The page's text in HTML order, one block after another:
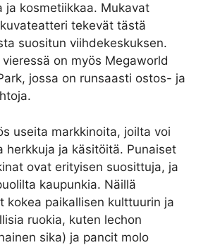
ja kosmetiikkaa. Mukavat
tekevät tästä
suositun viihdekeskuksen.
on myös Megaworld
jossa on runsaasti ostos- ja
useita markkinoita, joilta voi
herkkuja ja käsitöitä. Punaiset
ovat erityisen suosittuja, ja
kaupunkia. Näillä
kokea paikallisen kulttuurin ja
ruokia, kuten lechon
sika) ja pancit molo